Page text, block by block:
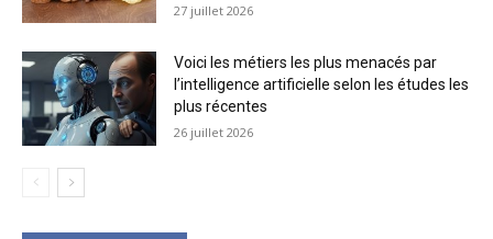
27 juillet 2026
Voici les métiers les plus menacés par
l’intelligence artificielle selon les études les
plus récentes
26 juillet 2026